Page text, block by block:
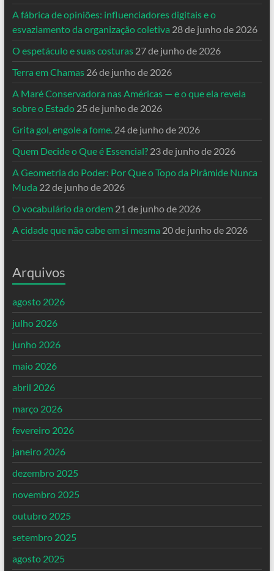
A fábrica de opiniões: influenciadores digitais e o
esvaziamento da organização coletiva 28 de junho de 2026
O espetáculo e suas costuras 27 de junho de 2026
Terra em Chamas 26 de junho de 2026
A Maré Conservadora nas Américas — e o que ela revela
sobre o Estado 25 de junho de 2026
Grita gol, engole a fome. 24 de junho de 2026
Quem Decide o Que é Essencial? 23 de junho de 2026
A Geometria do Poder: Por Que o Topo da Pirâmide Nunca
Muda 22 de junho de 2026
O vocabulário da ordem 21 de junho de 2026
A cidade que não cabe em si mesma 20 de junho de 2026
Arquivos
agosto 2026
julho 2026
junho 2026
maio 2026
abril 2026
março 2026
fevereiro 2026
janeiro 2026
dezembro 2025
novembro 2025
outubro 2025
setembro 2025
agosto 2025